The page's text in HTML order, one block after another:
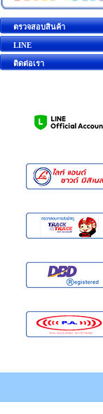
ตรวจสอบสินค้า
LINE
ติดต่อเรา